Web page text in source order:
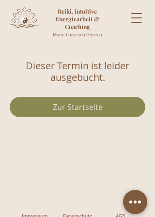
Reiki, intuitive
Energiearbeit &
Coaching
Marie-Luise von Gordon
Dieser Termin ist leider
ausgebucht.
Zur Startseite